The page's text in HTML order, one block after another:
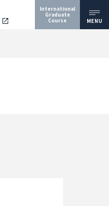
International
Graduate
Course
MENU